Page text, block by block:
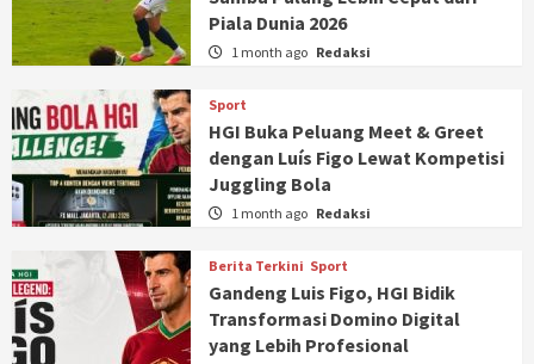
Piala Dunia 2026
1 month ago Redaksi
Sport
HGI Buka Peluang Meet & Greet
dengan Luís Figo Lewat Kompetisi
Juggling Bola
1 month ago Redaksi
Berita Terkini Sport
Gandeng Luis Figo, HGI Bidik
Transformasi Domino Digital
yang Lebih Profesional